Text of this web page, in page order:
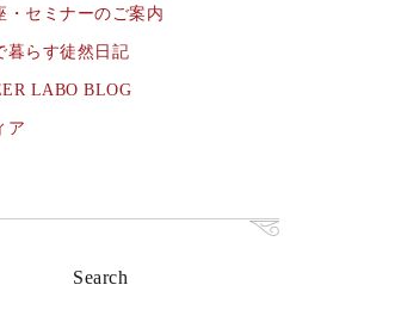
・セミナーのご案内
暮らす徒然日記
LABO BLOG
ア
Search